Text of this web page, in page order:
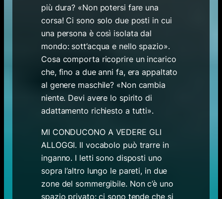
più dura? «Non potersi fare una
corsa! Ci sono solo due posti in cui
una persona è così isolata dal
mondo: sott’acqua e nello spazio».
Cosa comporta ricoprire un incarico
che, fino a due anni fa, era appaltato
al genere maschile? «Non cambia
niente. Devi avere lo spirito di
adattamento richiesto a tutti».
MI CONDUCONO A VEDERE GLI
ALLOGGI. Il vocabolo può trarre in
inganno. I letti sono disposti uno
sopra l’altro lungo le pareti, in due
zone del sommergibile. Non c’è uno
spazio privato: ci sono tende che si